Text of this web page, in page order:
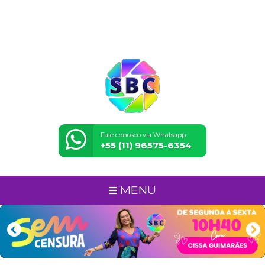
Fale conosco via Whatsapp:
+55 (11) 96575-6354
MENU